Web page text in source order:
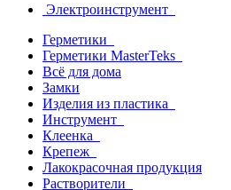
Электроинструмент
Герметики
Герметики MasterTeks
Всё для дома
Замки
Изделия из пластика
Инструмент
Клеенка
Крепеж
Лакокрасочная продукция
Растворители